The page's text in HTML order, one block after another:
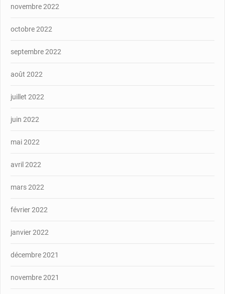
novembre 2022
octobre 2022
septembre 2022
août 2022
juillet 2022
juin 2022
mai 2022
avril 2022
mars 2022
février 2022
janvier 2022
décembre 2021
novembre 2021